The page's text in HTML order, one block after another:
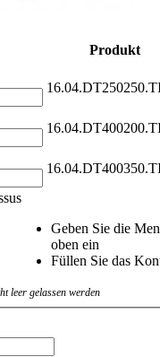
Produkt
Geben Sie die
oben ein
Füllen Sie das
leer gelassen werden